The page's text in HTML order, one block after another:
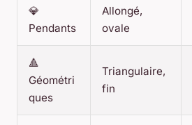
💎
Pendants
Allongé,
ovale
🔺
Géométri
ques
Triangulaire,
fin